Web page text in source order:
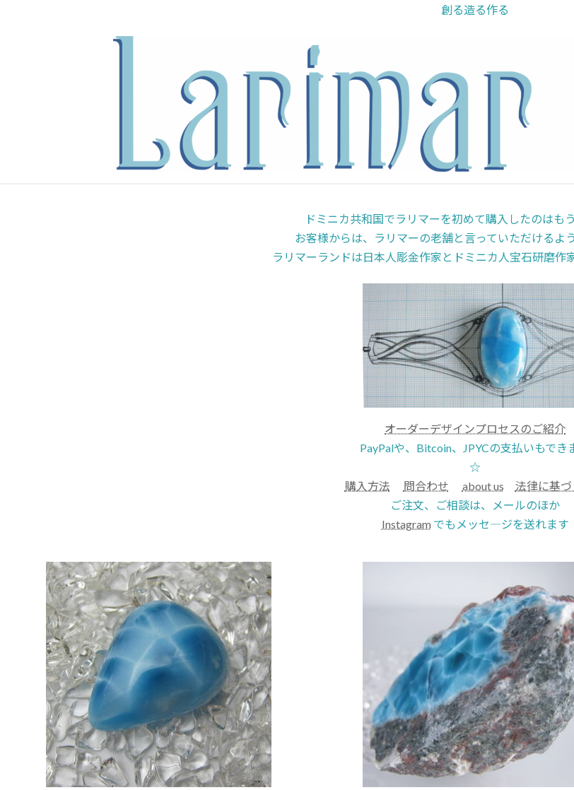
創る造る作る
ドミニカ共和国でラリマーを初めて購入したのはも
お客様からは、ラリマーの老舗と言っていただけるよ
ラリマーランドは日本人彫金作家とドミニカ人宝石研磨作
オーダーデザインプロセスのご紹介
PayPalや、Bitcoin、JPYCの支払いもでき
☆
購入方法
問合わせ about us
法律に基
ご注文、ご相談は、メールのほか
Instagram でもメッセ―ジを送れます